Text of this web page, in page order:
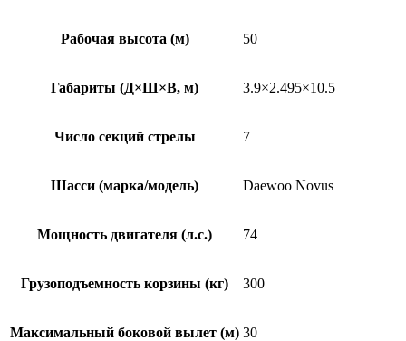
Рабочая высота (м) 50
Габариты (Д×Ш×В, м) 3.9×2.495×10.5
Число секций стрелы 7
Шасси (марка/модель) Daewoo Novus
Мощность двигателя (л.с.) 74
Грузоподъемность корзины (кг) 300
Максимальный боковой вылет (м) 30